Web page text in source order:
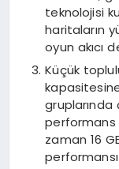
teknolojisi
haritaların
oyun akıcı
Küçük
performans
zaman 16